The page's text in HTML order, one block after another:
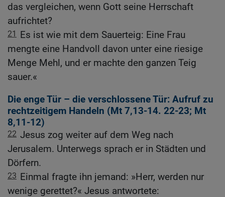
das vergleichen, wenn Gott seine Herrschaft
aufrichtet?
21 Es ist wie mit dem Sauerteig: Eine Frau
mengte eine Handvoll davon unter eine riesige
Menge Mehl, und er machte den ganzen Teig
sauer.«
Die enge Tür – die verschlossene Tür: Aufruf zu
rechtzeitigem Handeln (Mt 7,13-14. 22-23; Mt
8,11-12)
22 Jesus zog weiter auf dem Weg nach
Jerusalem. Unterwegs sprach er in Städten und
Dörfern.
23 Einmal fragte ihn jemand: »Herr, werden nur
wenige gerettet?« Jesus antwortete: